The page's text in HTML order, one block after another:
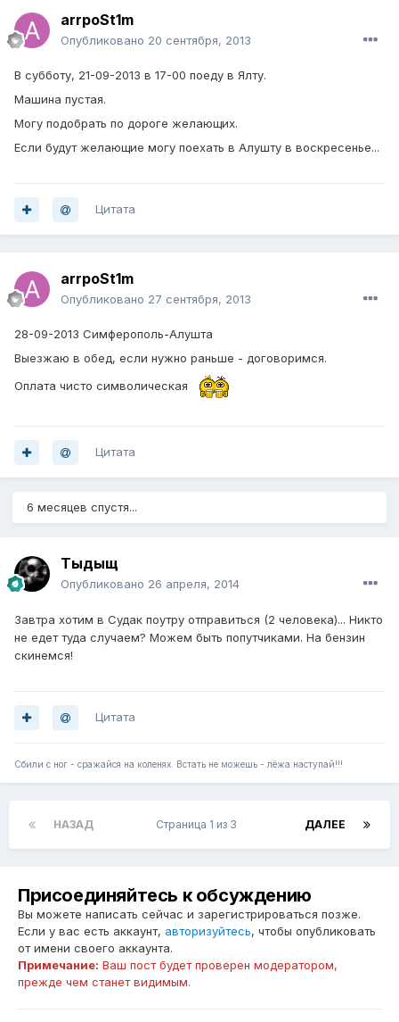
arrpoSt1m
Опубликовано 20 сентября, 2013
В субботу, 21-09-2013 в 17-00 поеду в Ялту.
Машина пустая.
Могу подобрать по дороге желающих.
Если будут желающие могу поехать в Алушту в воскресенье...
Цитата
arrpoSt1m
Опубликовано 27 сентября, 2013
28-09-2013 Симферополь-Алушта
Выезжаю в обед, если нужно раньше - договоримся.
Оплата чисто символическая
Цитата
6 месяцев спустя...
Тыдыщ
Опубликовано 26 апреля, 2014
Завтра хотим в Судак поутру отправиться (2 человека)... Никто
не едет туда случаем? Можем быть попутчиками. На бензин
скинемся!
Цитата
Сбили с ног - сражайся на коленях. Встать не можешь - лёжа наступай!!!
НАЗАД ДАЛЕЕ
Страница 1 из 3
Присоединяйтесь к обсуждению
Вы можете написать сейчас и зарегистрироваться позже.
Если у вас есть аккаунт, авторизуйтесь, чтобы опубликовать
от имени своего аккаунта.
Примечание: Ваш пост будет проверен модератором,
прежде чем станет видимым.